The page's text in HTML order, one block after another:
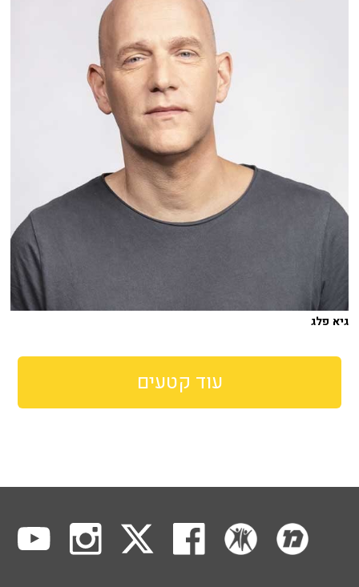
גיא פלג
עוד קטעים